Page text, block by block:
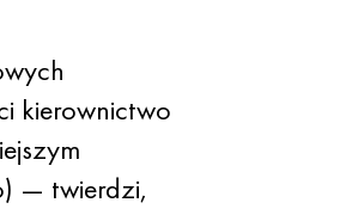
kierownictwo
— twierdzi,